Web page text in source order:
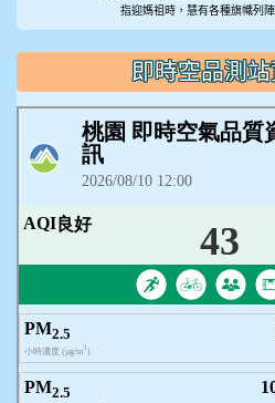
指迎媽祖時，慧有各種旗幟列
即時空品測